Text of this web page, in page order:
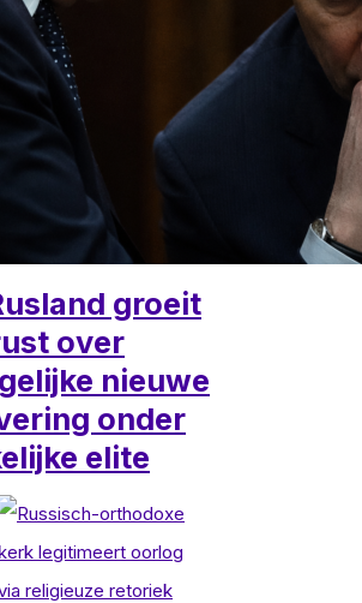
groeit
over
nieuwe
onder
elite